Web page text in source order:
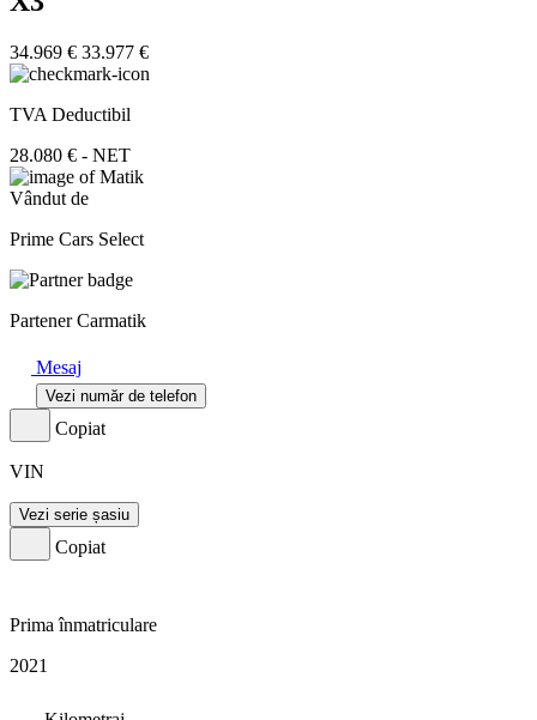
34.969 € 33.977 €
TVA Deductibil
28.080 € - NET
Vândut de
Prime Cars Select
Partener Carmatik
Mesaj
Vezi număr de telefon
Copiat
VIN
Vezi serie șasiu
Copiat
Prima înmatriculare
2021